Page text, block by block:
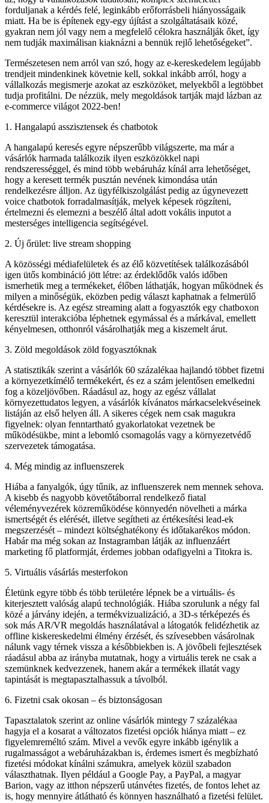
forduljanak a kérdés felé, leginkább erőforrásbeli hiányosságaik
miatt. Ha be is építenek egy-egy újítást a szolgáltatásaik közé,
gyakran nem jól vagy nem a megfelelő célokra használják őket, így
nem tudják maximálisan kiaknázni a bennük rejlő lehetőségeket”.
Természetesen nem arról van szó, hogy az e-kereskedelem legújabb
trendjeit mindenkinek követnie kell, sokkal inkább arról, hogy a
vállalkozás megismerje azokat az eszközöket, melyekből a legtöbbet
tudja profitálni. De nézzük, mely megoldások tartják majd lázban az
e-commerce világot 2022-ben!
1. Hangalapú asszisztensek és chatbotok
A hangalapú keresés egyre népszerűbb világszerte, ma már a
vásárlók harmada találkozik ilyen eszközökkel napi
rendszerességgel, és mind több webáruház kínál arra lehetőséget,
hogy a keresett termék pusztán nevének kimondása után
rendelkezésre álljon. Az ügyfélkiszolgálást pedig az úgynevezett
voice chatbotok forradalmasítják, melyek képesek rögzíteni,
értelmezni és elemezni a beszélő által adott vokális inputot a
mesterséges intelligencia segítségével.
2. Új őrület: live stream shopping
A közösségi médiafelületek és az élő közvetítések találkozásából
igen ütős kombináció jött létre: az érdeklődők valós időben
ismerhetik meg a termékeket, élőben láthatják, hogyan működnek és
milyen a minőségük, eközben pedig választ kaphatnak a felmerülő
kérdésekre is. Az egész streaming alatt a fogyasztók egy chatboxon
keresztül interakcióba léphetnek egymással és a márkával, emellett
kényelmesen, otthonról vásárolhatják meg a kiszemelt árut.
3. Zöld megoldások zöld fogyasztóknak
A statisztikák szerint a vásárlók 60 százalékaa hajlandó többet fizetni
a környezetkímélő termékekért, és ez a szám jelentősen emelkedni
fog a közeljövőben. Ráadásul az, hogy az egész vállalat
környezettudatos legyen, a vásárlók kívánatos márkacselekvéseinek
listáján az első helyen áll. A sikeres cégek nem csak magukra
figyelnek: olyan fenntartható gyakorlatokat vezetnek be
működésükbe, mint a lebomló csomagolás vagy a környezetvédő
szervezetek támogatása.
4. Még mindig az influenszerek
Hiába a fanyalgók, úgy tűnik, az influenszerek nem mennek sehova.
A kisebb és nagyobb követőtáborral rendelkező fiatal
véleményvezérek közreműködése könnyedén növelheti a márka
ismertségét és elérését, illetve segítheti az értékesítési lead-ek
megszerzését – mindezt költséghatékony és időtakarékos módon.
Habár ma még sokan az Instagramban látják az influenzáért
marketing fő platformját, érdemes jobban odafigyelni a Titokra is.
5. Virtuális vásárlás mesterfokon
Életünk egyre több és több területére lépnek be a virtuális- és
kiterjesztett valóság alapú technológiák. Hiába szorulunk a négy fal
közé a járvány idején, a termékvizualizáció, a 3D-s térképezés és
sok más AR/VR megoldás használatával a látogatók felidézhetik az
offline kiskereskedelmi élmény érzését, és szívesebben vásárolnak
nálunk vagy térnek vissza a későbbiekben is. A jövőbeli fejlesztések
ráadásul abba az irányba mutatnak, hogy a virtuális terek ne csak a
szemünknek kedvezzenek, hanem akár a termékek illatát vagy
tapintását is megtapasztalhassuk a távolból.
6. Fizetni csak okosan – és biztonságosan
Tapasztalatok szerint az online vásárlók mintegy 7 százalékaa
hagyja el a kosarat a változatos fizetési opciók hiánya miatt – ez
figyelemreméltó szám. Mivel a vevők egyre inkább igénylik a
rugalmasságot a webáruházakban is, érdemes ismert és megbízható
fizetési módokat kínálni számukra, amelyek közül szabadon
választhatnak. Ilyen például a Google Pay, a PayPal, a magyar
Barion, vagy az itthon népszerű utánvétes fizetés, de fontos lehet az
is, hogy mennyire átlátható és könnyen használható a fizetési felület.